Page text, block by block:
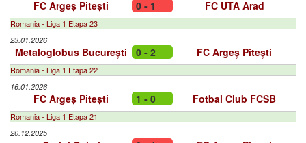
FC Argeș Pitești 0 - 1 FC UTA Arad
Romania - Liga 1 Etapa 23
23.01.2026
Metaloglobus București 0 - 2 FC Argeș Pitești
Romania - Liga 1 Etapa 22
16.01.2026
FC Argeș Pitești 1 - 0 Fotbal Club FCSB
Romania - Liga 1 Etapa 21
20.12.2025